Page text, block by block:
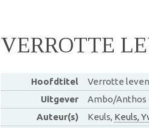
VERROTTE
Hoofdtitel
Verrotte
Uitgever
Ambo/Anthos
Auteur(s)
Keuls, Keuls,